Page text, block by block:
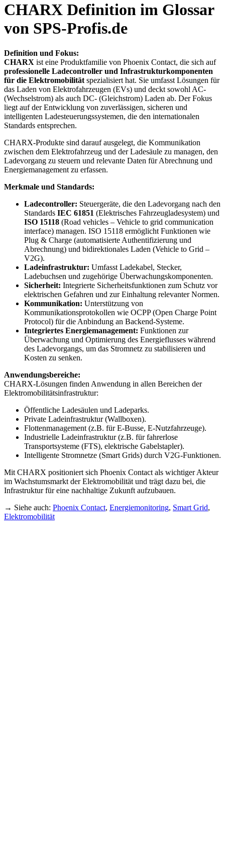
CHARX Definition im Glossar
von SPS-Profis.de
Definition und Fokus:
CHARX ist eine Produktfamilie von Phoenix Contact, die sich auf
professionelle Ladecontroller und Infrastrukturkomponenten
für die Elektromobilität spezialisiert hat. Sie umfasst Lösungen für
das Laden von Elektrofahrzeugen (EVs) und deckt sowohl AC-
(Wechselstrom) als auch DC- (Gleichstrom) Laden ab. Der Fokus
liegt auf der Entwicklung von zuverlässigen, sicheren und
intelligenten Ladesteuerungssystemen, die den internationalen
Standards entsprechen.
CHARX-Produkte sind darauf ausgelegt, die Kommunikation
zwischen dem Elektrofahrzeug und der Ladesäule zu managen, den
Ladevorgang zu steuern und relevante Daten für Abrechnung und
Energiemanagement zu erfassen.
Merkmale und Standards:
Ladecontroller: Steuergeräte, die den Ladevorgang nach den
Standards IEC 61851 (Elektrisches Fahrzeugladesystem) und
ISO 15118 (Road vehicles – Vehicle to grid communication
interface) managen. ISO 15118 ermöglicht Funktionen wie
Plug & Charge (automatisierte Authentifizierung und
Abrechnung) und bidirektionales Laden (Vehicle to Grid –
V2G).
Ladeinfrastruktur: Umfasst Ladekabel, Stecker,
Ladebuchsen und zugehörige Überwachungskomponenten.
Sicherheit: Integrierte Sicherheitsfunktionen zum Schutz vor
elektrischen Gefahren und zur Einhaltung relevanter Normen.
Kommunikation: Unterstützung von
Kommunikationsprotokollen wie OCPP (Open Charge Point
Protocol) für die Anbindung an Backend-Systeme.
Integriertes Energiemanagement: Funktionen zur
Überwachung und Optimierung des Energieflusses während
des Ladevorgangs, um das Stromnetz zu stabilisieren und
Kosten zu senken.
Anwendungsbereiche:
CHARX-Lösungen finden Anwendung in allen Bereichen der
Elektromobilitätsinfrastruktur:
Öffentliche Ladesäulen und Ladeparks.
Private Ladeinfrastruktur (Wallboxen).
Flottenmanagement (z.B. für E-Busse, E-Nutzfahrzeuge).
Industrielle Ladeinfrastruktur (z.B. für fahrerlose
Transportsysteme (FTS), elektrische Gabelstapler).
Intelligente Stromnetze (Smart Grids) durch V2G-Funktionen.
Mit CHARX positioniert sich Phoenix Contact als wichtiger Akteur
im Wachstumsmarkt der Elektromobilität und trägt dazu bei, die
Infrastruktur für eine nachhaltige Zukunft aufzubauen.
→ Siehe auch: Phoenix Contact, Energiemonitoring, Smart Grid,
Elektromobilität